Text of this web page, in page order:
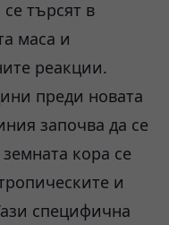
търсят в
маса и
реакции.
преди новата
започва да се
кора се
и
специфична